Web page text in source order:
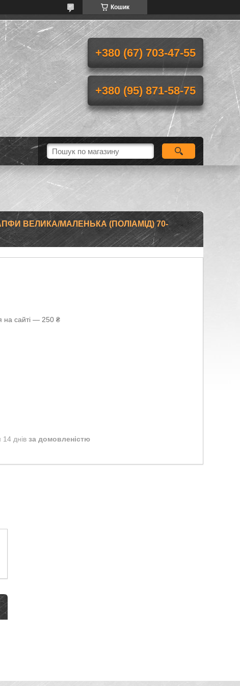
Кошик
+380 (67) 703-47-55
+380 (95) 871-58-75
ВЕЛИКА/МАЛЕНЬКА (ПОЛІАМІД) 70-
на сайті — 250 ₴
днів за домовленістю